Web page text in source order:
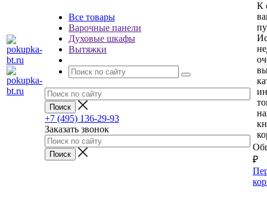
Все товары
Варочные панели
Духовые шкафы
Вытяжки
+7 (495) 136-29-93
Заказать звонок
К
₽